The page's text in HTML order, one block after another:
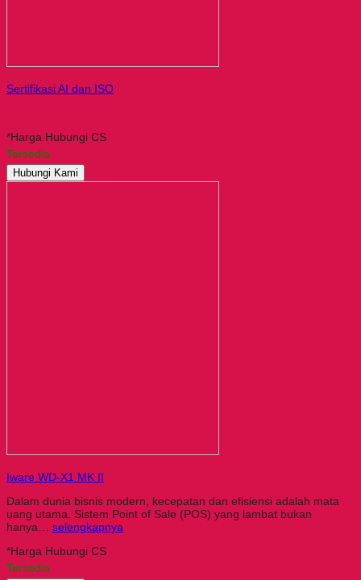
Sertifikasi AI dan ISO
*Harga Hubungi CS
Tersedia
Hubungi Kami
Iware WD-X1 MK II
Dalam dunia bisnis modern, kecepatan dan efisiensi adalah mata
uang utama. Sistem Point of Sale (POS) yang lambat bukan
hanya… selengkapnya
*Harga Hubungi CS
Tersedia